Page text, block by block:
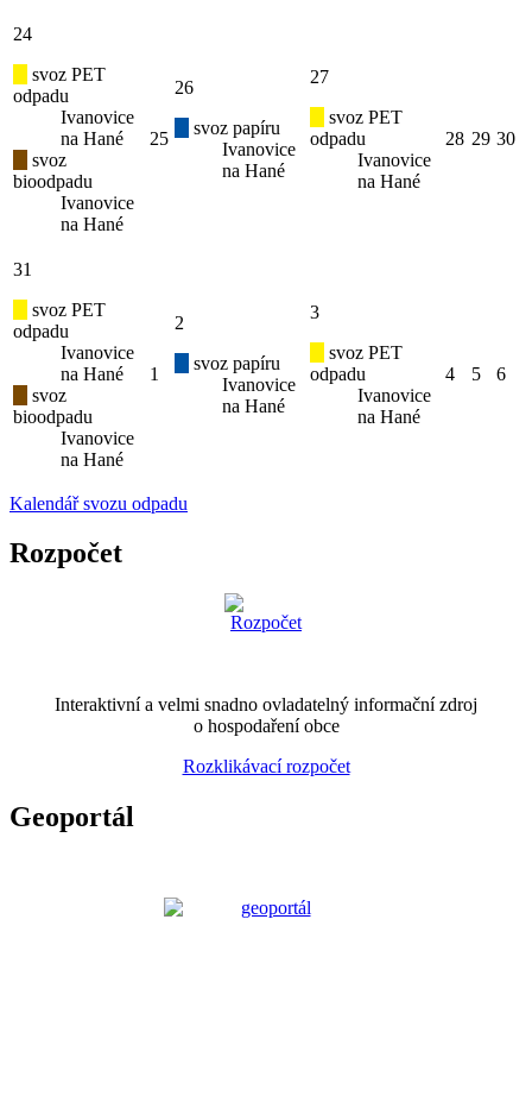
24
svoz PET
odpadu
Ivanovice
na Hané
svoz
bioodpadu
Ivanovice
na Hané
25
26
svoz papíru
Ivanovice
na Hané
27
svoz PET
odpadu
Ivanovice
na Hané
28 29 30
31
svoz PET
odpadu
Ivanovice
na Hané
svoz
bioodpadu
Ivanovice
na Hané
1
2
svoz papíru
Ivanovice
na Hané
3
svoz PET
odpadu
Ivanovice
na Hané
4 5 6
Kalendář svozu odpadu
Rozpočet
Interaktivní a velmi snadno ovladatelný informační zdroj
o hospodaření obce
Rozklikávací rozpočet
Geoportál